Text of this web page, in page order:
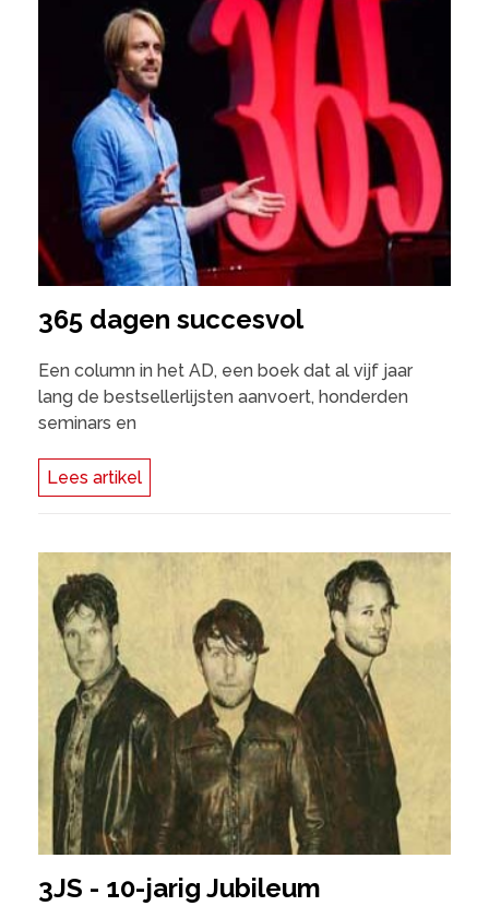
365 dagen succesvol
Een column in het AD, een boek dat al vijf jaar
lang de bestsellerlijsten aanvoert, honderden
seminars en
Lees artikel
3JS - 10-jarig Jubileum